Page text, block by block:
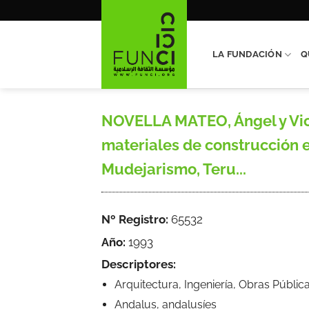
LA FUNDACIÓN
NOVELLA MATEO, Ángel y
materiales de construcción
Mudejarismo, Teru...
Nº Registro: 65532
Año: 1993
Descriptores:
Arquitectura, Ingeniería, Obras
Andalus, andalusíes